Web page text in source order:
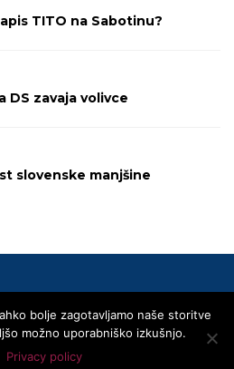
TITO na Sabotinu?
DS zavaja volivce
slovenske manjšine
SKUPNOST
Transparentnost – Area Trasparenza
bolje zagotavljamo naše storitve
možno uporabniško izkušnjo.
Privacy policy